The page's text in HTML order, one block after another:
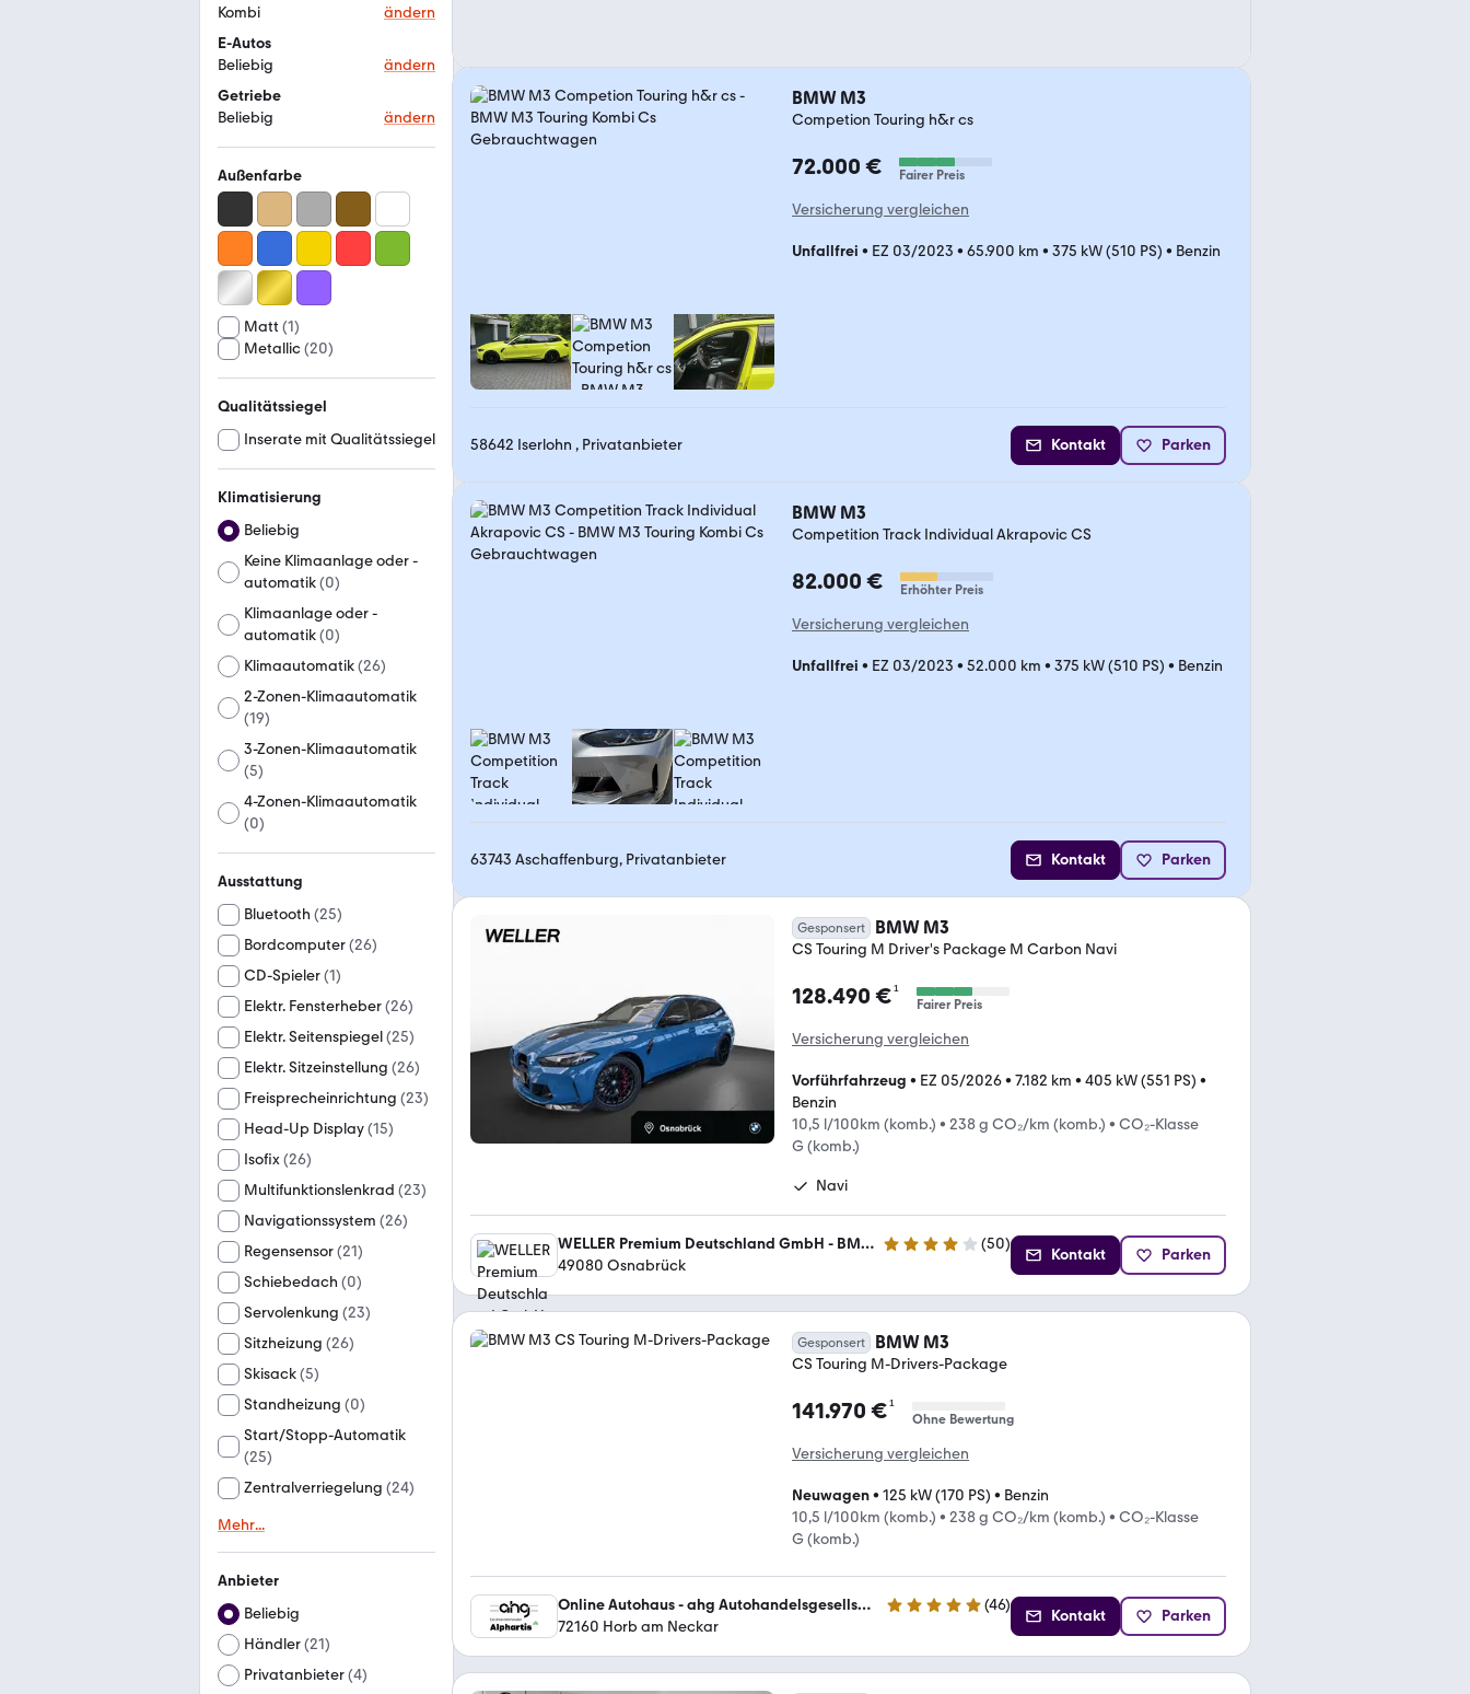
Kombi
ändern
E-Autos
Beliebig
ändern
Getriebe
Beliebig
ändern
Außenfarbe
Matt (1)
Metallic(20)
Qualitätssiegel
Inserate mit Qualitätssiegel
Klimatisierung
Beliebig
Keine Klimaanlage oder -
automatik(0)
Klimaanlage oder -
automatik(0)
Klimaautomatik(26)
2-Zonen-Klimaautomatik
(19)
3-Zonen-Klimaautomatik
(5)
4-Zonen-Klimaautomatik
(0)
Ausstattung
Bluetooth (25)
Bordcomputer(26)
CD-Spieler(1)
Elektr. Fensterheber(26)
Elektr. Seitenspiegel(25)
Elektr. Sitzeinstellung (26)
Freisprecheinrichtung (23)
Head-Up Display(15)
Isofix(26)
Multifunktionslenkrad (23)
Navigationssystem (26)
Regensensor(21)
Schiebedach (0)
Servolenkung (23)
Sitzheizung (26)
Skisack(5)
Standheizung (0)
Start/Stopp-Automatik
(25)
Zentralverriegelung (24)
Mehr...
Anbieter
Beliebig
Händler(21)
Privatanbieter(4)
BMW M3
Competion Touring h&r cs
72.000 € Fairer Preis
Versicherung vergleichen
Unfallfrei • EZ 03/2023 • 65.900 km • 375 kW (510 PS) • Benzin
58642 Iserlohn , Privatanbieter Kontakt Parken
BMW M3
Competition Track Individual Akrapovic CS
82.000 € Erhöhter Preis
Versicherung vergleichen
Unfallfrei • EZ 03/2023 • 52.000 km • 375 kW (510 PS) • Benzin
63743 Aschaffenburg, Privatanbieter Kontakt Parken
Gesponsert BMW M3
CS Touring M Driver's Package M Carbon Navi
128.490 €¹
Fairer Preis
Versicherung vergleichen
Vorführfahrzeug • EZ 05/2026• 7.182 km • 405 kW (551 PS) •
Benzin
10,5 l/100km (komb.) • 238 g CO₂/km (komb.) • CO₂-Klasse
G (komb.)
Navi
WELLER Premium Deutschland GmbH - BMW & MINI Vertragshändler 3.9 Sterne (50)
49080 Osnabrück
Kontakt Parken
Gesponsert BMW M3
CS Touring M-Drivers-Package
141.970 €¹
Ohne Bewertung
Versicherung vergleichen
Neuwagen• 125 kW (170 PS) • Benzin
10,5 l/100km (komb.) • 238 g CO₂/km (komb.) • CO₂-Klasse
G (komb.)
Online Autohaus - ahg Autohandelsgesellschaft mbH 4.8 Sterne (46)
72160 Horb am Neckar
Kontakt Parken